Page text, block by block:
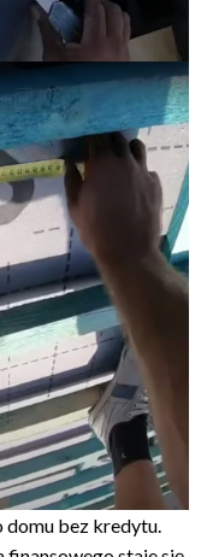
domu bez kredytu.